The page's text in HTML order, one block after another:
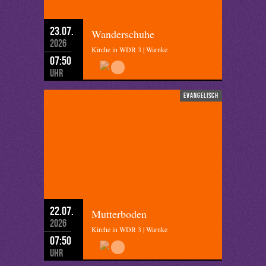
23.07.
2026
07:50
Uhr
Wanderschuhe
Kirche in WDR 3 | Warnke
evangelisch
22.07.
2026
07:50
Uhr
Mutterboden
Kirche in WDR 3 | Warnke